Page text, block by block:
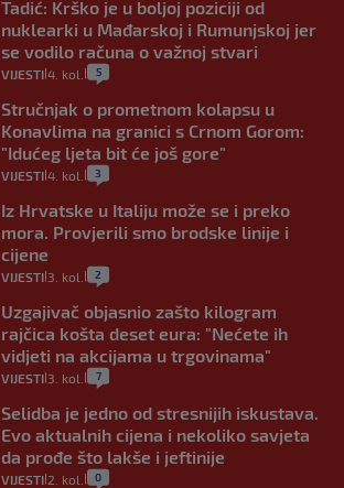
Tadić: Krško je u boljoj poziciji od
nuklearki u Mađarskoj i Rumunjskoj jer
se vodilo računa o važnoj stvari
VIJESTI 4. kol. 5
Stručnjak o prometnom kolapsu u
Konavlima na granici s Crnom Gorom:
"Idućeg ljeta bit će još gore"
VIJESTI 4. kol. 3
Iz Hrvatske u Italiju može se i preko
mora. Provjerili smo brodske linije i
cijene
VIJESTI 3. kol. 2
Uzgajivač objasnio zašto kilogram
rajčica košta deset eura: "Nećete ih
vidjeti na akcijama u trgovinama"
VIJESTI 3. kol. 7
Selidba je jedno od stresnijih iskustava.
Evo aktualnih cijena i nekoliko savjeta
da prođe što lakše i jeftinije
VIJESTI 2. kol. 0